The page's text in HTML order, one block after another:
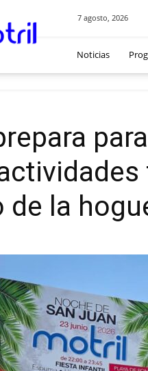
7 agosto, 2026
Noticias
de la